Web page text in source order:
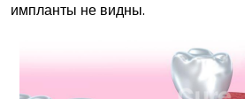
импланты не видны.